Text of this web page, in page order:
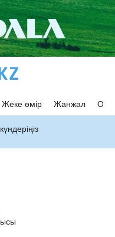
Жеке өмір Жанжал